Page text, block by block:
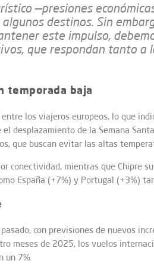
—presiones
destinos. Sin
este impulso,
que respondan tanto a
temporada baja
los viajeros europeos, lo que
desplazamiento de la Semana
que buscan evitar las altas
conectividad, mientras que Chipre
España (+7%) y Portugal (+3%)
con previsiones de nuevos
meses de 2025, los vuelos
un 7%.